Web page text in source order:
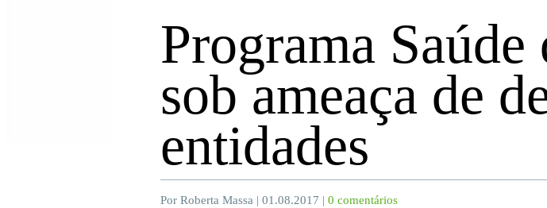
Programa
sob ameaça de
entidades
Por Roberta Massa | 01.08.2017 | 0 comentários